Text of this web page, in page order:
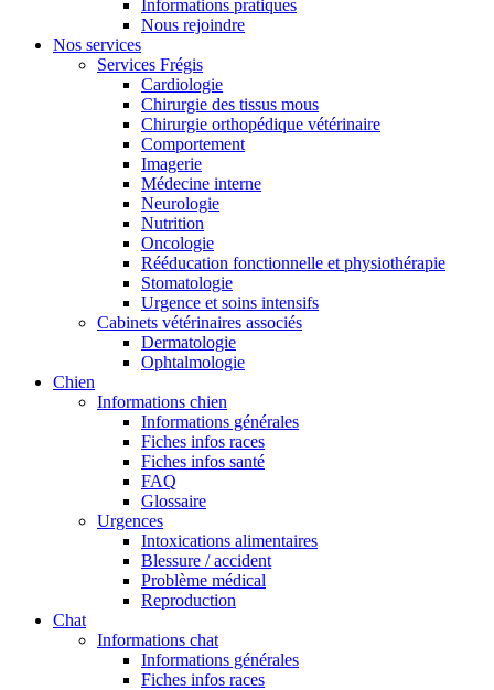
Informations pratiques
Nous rejoindre
Nos services
Services Frégis
Cardiologie
Chirurgie des tissus mous
Chirurgie orthopédique vétérinaire
Comportement
Imagerie
Médecine interne
Neurologie
Nutrition
Oncologie
Rééducation fonctionnelle et physiothérapie
Stomatologie
Urgence et soins intensifs
Cabinets vétérinaires associés
Dermatologie
Ophtalmologie
Chien
Informations chien
Informations générales
Fiches infos races
Fiches infos santé
FAQ
Glossaire
Urgences
Intoxications alimentaires
Blessure / accident
Problème médical
Reproduction
Chat
Informations chat
Informations générales
Fiches infos races